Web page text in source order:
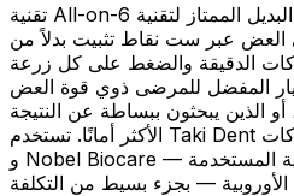
تقنية All-on-6 هي البديل الممتاز لتقنية All-on-4، حيث تستخدم
العض عبر ست نقاط تثبيت بدلاً من
الدقيقة والضغط على كل زرعة
المفضل للمرضى ذوي قوة العض
أو الذين يبحثون ببساطة عن النتيجة
الأكثر أمانًا. تستخدم Taki Dent زرعات من شركات Straumann
و Nobel Biocare — وهي نفس العلامات التجارية المستخدمة